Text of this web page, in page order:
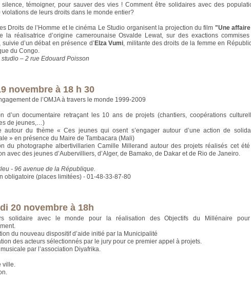
silence, témoigner, pour sauver des vies ! Comment être solidaires avec des
violations de leurs droits dans le monde entier?
Droits de l’Homme et le cinéma Le Studio organisent la projection du film "Une
la réalisatrice d’origine camerounaise Osvalde Lewat, sur des exactions
d’un débat en présence d’Elza Vumi , militante des droits de la femme en
du Congo.
– 2 rue Edouard Poisson
novembre à 18 h 30
de l’OMJA à travers le monde 1999-2009
d’un documentaire retraçant les 10 ans de projets (chantiers, coopérations
de jeunes,…)
autour du thème « Ces jeunes qui osent s’engager autour d’une action de
» en présence du Maire de Tambacara (Mali)
du photographe albertivillarien Camille Millerand autour des projets réalisés cet
avec des jeunes d’Aubervilliers, d’Alger, de Bamako, de Dakar et de Rio de Janeiro.
- 96 avenue de la République.
obligatoire (places limitées) - 01-48-33-87-80
20 novembre à 18h
solidaire avec le monde pour la réalisation des Objectifs du Millénaire
du nouveau dispositif d’aide initié par la Municipalité
des acteurs sélectionnés par le jury pour ce premier appel à projets.
par l’association Diyafrika.
ville.